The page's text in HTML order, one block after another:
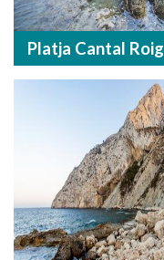
Platja Cantal Roig